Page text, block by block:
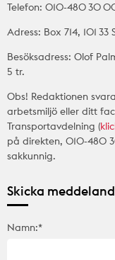
Telefon: 010-480 30
Adress: Box 714, 101 33
Besöksadress: Olof
5 tr.
Obs! Redaktionen
arbetsmiljö eller ditt
Transportavdelning (
på direkten, 010-480
sakkunnig.
Skicka
Namn:*